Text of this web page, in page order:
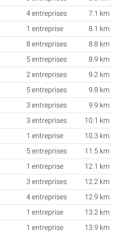
4 entreprises
7.1 km
1 entreprise
8.1 km
8 entreprises
8.8 km
5 entreprises
8.9 km
2 entreprises
9.2 km
5 entreprises
9.8 km
3 entreprises
9.9 km
3 entreprises
10.1 km
1 entreprise
10.3 km
5 entreprises
11.5 km
1 entreprise
12.1 km
3 entreprises
12.2 km
4 entreprises
12.9 km
1 entreprise
13.2 km
1 entreprise
13.9 km